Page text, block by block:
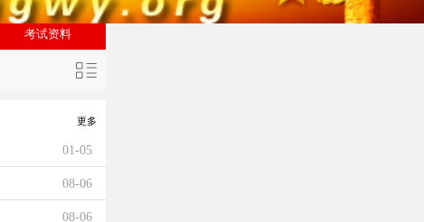
考试资料
更多
01-05
08-06
08-06